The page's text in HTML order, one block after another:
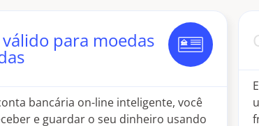
válido para moedas
bancária on-line inteligente, você
e guardar o seu dinheiro usando